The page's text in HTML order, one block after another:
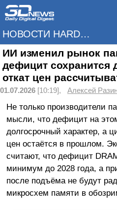
НОВОСТИ HARDWARE
ИИ изменил рынок
дефицит сохранится
откат цен
01.07.2026 [10:19], Алексей
Не только производители
мысли, что дефицит на
долгосрочный характер, а
цен остаётся в прошлом.
считают, что дефицит
минимум до 2028 года, а
после подъёма не будут
микросхем памяти в